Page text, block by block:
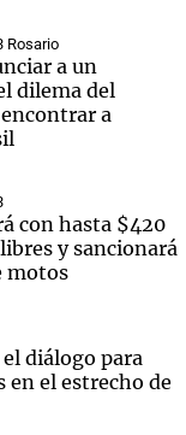
Rosario
a un
dilema del
a
con hasta $420
y sancionará
motos
diálogo para
en el estrecho de